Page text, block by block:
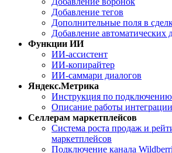
Добавление тегов
Дополнительные поля в
Добавление автоматических
Функции ИИ
ИИ-ассистент
ИИ-копирайтер
ИИ-саммари диалогов
Яндекс.Метрика
Инструкция по
Описание работы
Селлерам маркетплейсов
Система роста продаж и
маркетплейсов
Подключение канала